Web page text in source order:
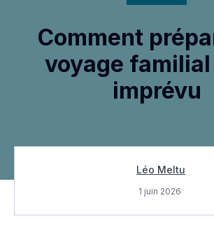
Comment
voyage
imprévu
Léo Meltu
1 juin 2026